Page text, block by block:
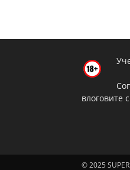
влоговите
© 2025